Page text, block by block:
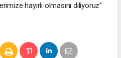
hayırlı olmasını diliyoruz”